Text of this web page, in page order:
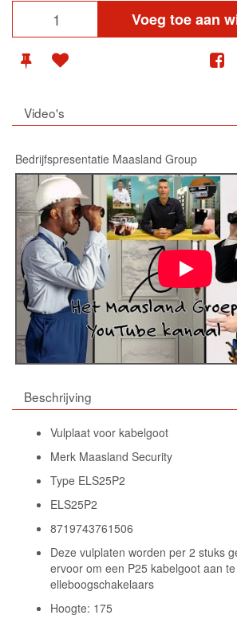
Voeg toe aan
Video's
Bedrijfspresentatie Maasland Group
Beschrijving
Vulplaat voor kabelgoot
Merk Maasland Security
Type ELS25P2
ELS25P2
8719743761506
Deze vulplaten worden per 2 stuks
ervoor om een P25 kabelgoot aan
elleboogschakelaars
Hoogte: 175